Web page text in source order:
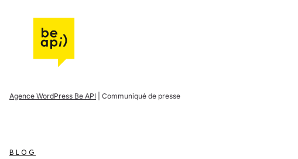
Agence WordPress Be API Communiqué de presse
BLOG